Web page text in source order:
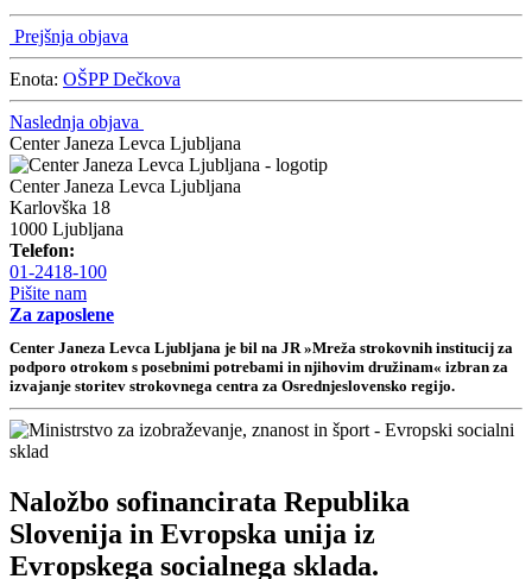
Prejšnja objava
Enota: OŠPP Dečkova
Naslednja objava
Center Janeza Levca Ljubljana
Center Janeza Levca Ljubljana
Karlovška 18
1000 Ljubljana
Telefon:
01-2418-100
Pišite nam
Za zaposlene
Center Janeza Levca Ljubljana je bil na JR »Mreža strokovnih institucij za
podporo otrokom s posebnimi potrebami in njihovim družinam« izbran za
izvajanje storitev strokovnega centra za Osrednjeslovensko regijo.
Naložbo sofinancirata Republika
Slovenija in Evropska unija iz
Evropskega socialnega sklada.